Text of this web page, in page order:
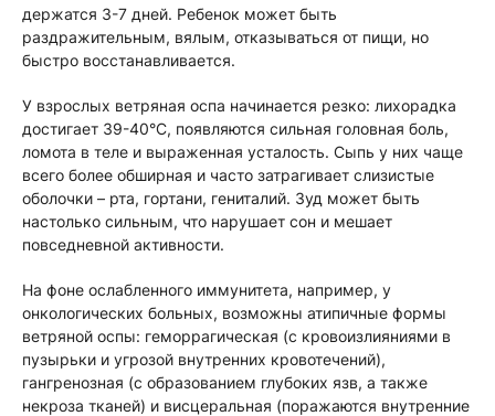
держатся 3-7 дней. Ребенок может быть
раздражительным, вялым, отказываться от пищи, но
быстро восстанавливается.
У взрослых ветряная оспа начинается резко: лихорадка
достигает 39-40°C, появляются сильная головная боль,
ломота в теле и выраженная усталость. Сыпь у них чаще
всего более обширная и часто затрагивает слизистые
оболочки – рта, гортани, гениталий. Зуд может быть
настолько сильным, что нарушает сон и мешает
повседневной активности.
На фоне ослабленного иммунитета, например, у
онкологических больных, возможны атипичные формы
ветряной оспы: геморрагическая (с кровоизлияниями в
пузырьки и угрозой внутренних кровотечений),
гангренозная (с образованием глубоких язв, а также
некроза тканей) и висцеральная (поражаются внутренние